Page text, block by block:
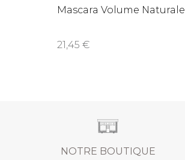
Mascara Volume Naturale
21,45
NOTRE BOUTIQUE